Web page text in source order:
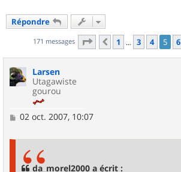
Répondre
171 messages Page 5sur 18
Précédent
1 … 3 4 5 6
Larsen
Utagawiste
gourou
M
02 oct. 2007, 10:07
da_morel2000 a écrit :